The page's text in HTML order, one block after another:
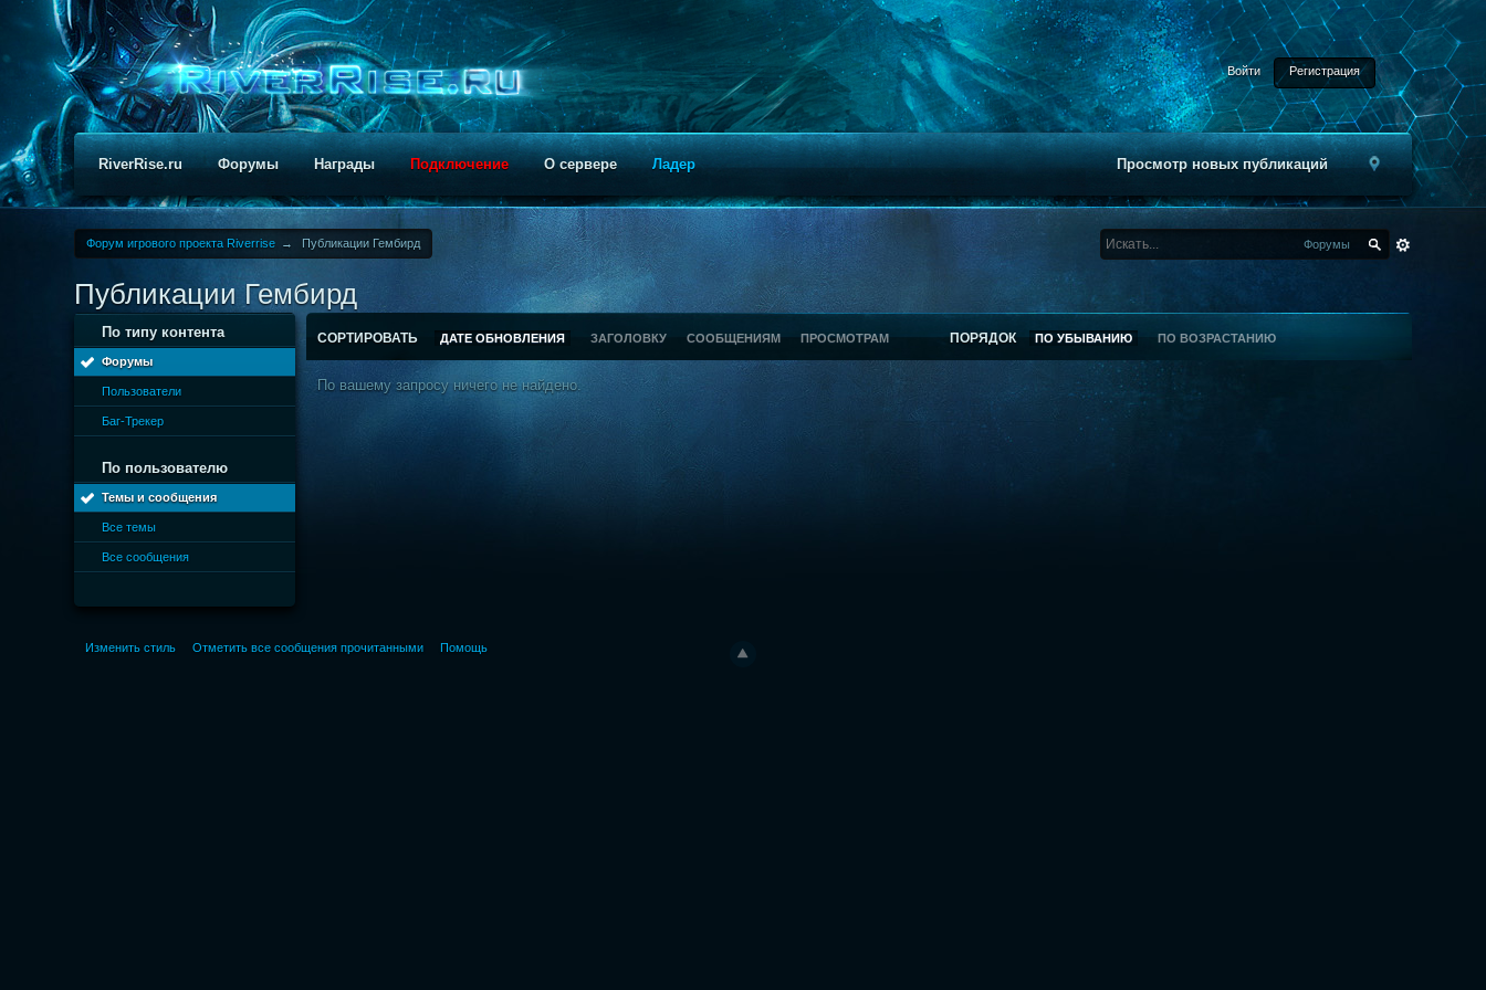
Войти Регистрация
Просмотр новых публикаций
RiverRise.ru Форумы Награды Подключение О сервере Ладер
Форум игрового проекта Riverrise → Публикации Гембирд Форумы
Публикации Гембирд
По типу контента
Форумы
Пользователи
Баг-Трекер
По пользователю
Темы и сообщения
Все темы
Все сообщения
СОРТИРОВАТЬ ДАТЕ ОБНОВЛЕНИЯ ЗАГОЛОВКУ СООБЩЕНИЯМ ПРОСМОТРАМ ПОРЯДОК ПО УБЫВАНИЮ ПО ВОЗРАСТАНИЮ
По вашему запросу ничего не найдено.
Изменить стиль Отметить все сообщения прочитанными Помощь